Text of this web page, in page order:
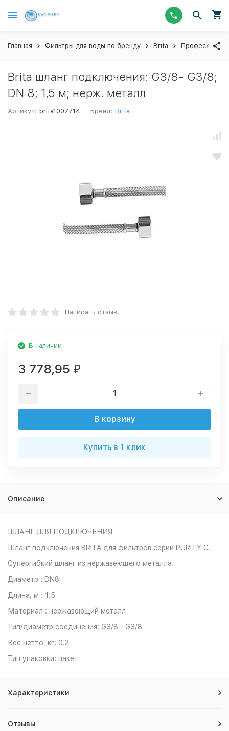
Главная Фильтры для воды по бренду Brita
Brita шланг подключения: G3/8- G3/8;
DN 8; 1,5 м; нерж. металл
Артикул: brita1007714 Бренд: Brita
Написать отзыв
В наличии
3 778,95 ₽
В корзину
Купить в 1 клик
Описание
ШЛАНГ ДЛЯ ПОДКЛЮЧЕНИЯ
Шланг подключения BRITA для фильтров серии PURITY С.
Супергибкий шланг из нержавеющего металла.
Диаметр : DN8
Длина, м : 1.5
Материал : нержавеющий металл
Тип/диаметр соединения: G3/8 - G3/8
Вес нетто, кг: 0.2
Тип упаковки: пакет
Характеристики
Отзывы